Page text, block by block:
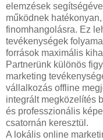
elemzések
működnek
finomhangolásra. Ez
tevékenységek
források maximális
Partnerünk különös
marketing
vállalkozás offline
integrált megközelítés
és professzionális
csatornán keresztül.
A lokális online